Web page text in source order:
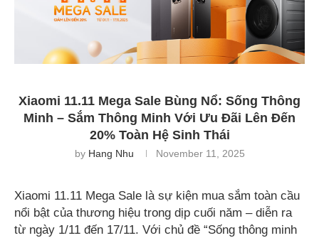
Xiaomi 11.11 Mega Sale Bùng Nổ: Sống Thông
Minh – Sắm Thông Minh Với Ưu Đãi Lên Đến
20% Toàn Hệ Sinh Thái
by Hang Nhu November 11, 2025
Xiaomi 11.11 Mega Sale là sự kiện mua sắm toàn cầu
nổi bật của thương hiệu trong dịp cuối năm – diễn ra
từ ngày 1/11 đến 17/11. Với chủ đề “Sống thông minh